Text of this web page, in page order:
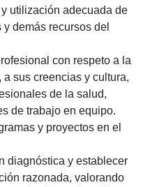
utilización adecuada de
demás recursos del
con respeto a la
sus creencias y cultura,
de la salud,
de trabajo en equipo.
y proyectos en el
diagnóstica y establecer
razonada, valorando